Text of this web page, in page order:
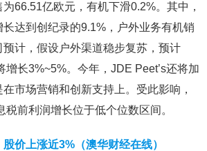
66.51亿欧元，有机下滑0.2%。其中，
达到创纪录的9.1%，户外业务有机销
计，假设户外渠道稳步复苏，预计
增长3%~5%。今年，JDE Peet’s还将加
市场营销和创新支持上。受此影响，
前利润增长位于低个位数区间。
价上涨近3%（澳华财经在线）